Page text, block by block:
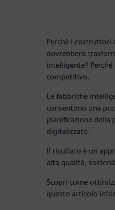
Perché i costruttori
dovrebbero
intelligente? Perché
competitivo.
Le fabbriche
consentono una
pianificazione della
digitalizzato.
Il risultato è un
alta qualità,
Scopri come
questo articolo